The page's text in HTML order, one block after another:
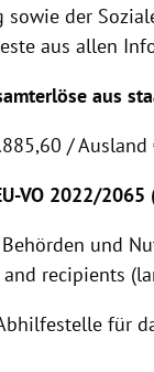
sowie der
aus allen
aus
/ Ausland
VO 2022/
und
recipients
für